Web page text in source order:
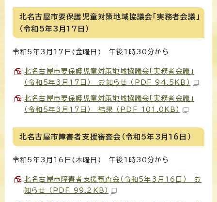
北名古屋市要保護児童対策地域協議会「実務者会議」
（令和5年3月17日）
令和5年3月17日(金曜日) 午後1時30分から
北名古屋市要保護児童対策地域協議会「実務者会議」
（令和5年3月17日） お知らせ （PDF 94.5KB）
北名古屋市要保護児童対策地域協議会「実務者会議」
（令和5年3月17日） 結果 （PDF 101.0KB）
北名古屋市障害者支援審査会（令和5年3月16日）
令和5年3月16日(木曜日) 午後1時30分から
北名古屋市障害者支援審査会（令和5年3月16日） お
知らせ （PDF 99.2KB）